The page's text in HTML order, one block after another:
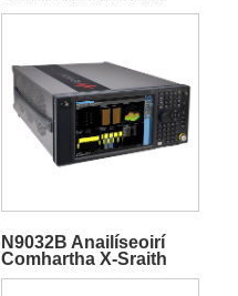
N9032B Anailíseoirí
Comhartha X-Sraith